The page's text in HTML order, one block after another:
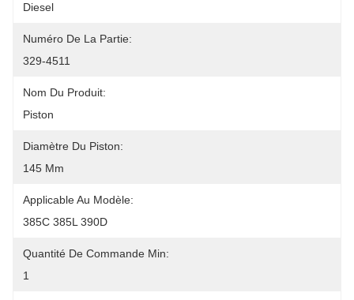
Diesel
Numéro De La Partie:
329-4511
Nom Du Produit:
Piston
Diamètre Du Piston:
145 Mm
Applicable Au Modèle:
385C 385L 390D
Quantité De Commande Min:
1